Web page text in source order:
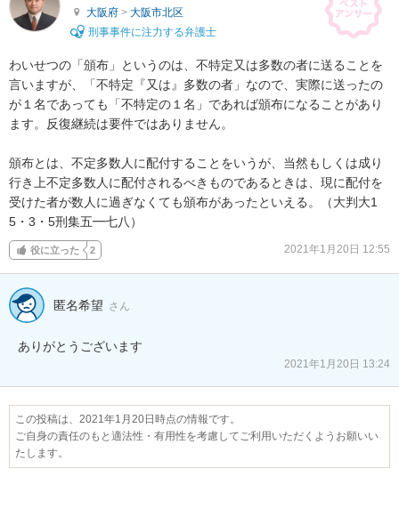
大阪府 > 大阪市北区
刑事事件に注力する弁護士
わいせつの「頒布」というのは、不特定又は多数の者に送ることを
言いますが、「不特定『又は』多数の者」なので、実際に送ったの
が１名であっても「不特定の１名」であれば頒布になることがあり
ます。反復継続は要件ではありません。
頒布とは、不定多数人に配付することをいうが、当然もしくは成り
行き上不定多数人に配付されるべきものであるときは、現に配付を
受けた者が数人に過ぎなくても頒布があったといえる。（大判大1
5・3・5刑集五━七八）
役に立った 2 2021年1月20日 12:55
匿名希望 さん
ありがとうございます
2021年1月20日 13:24
この投稿は、2021年1月20日時点の情報です。
ご自身の責任のもと適法性・有用性を考慮してご利用いただくようお願いい
たします。